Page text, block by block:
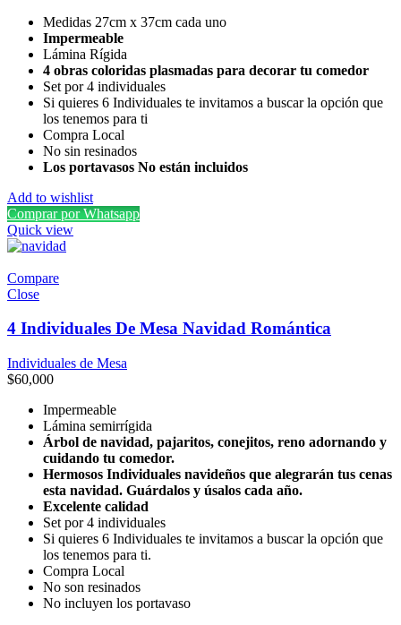
Medidas 27cm x 37cm cada uno
Impermeable
Lámina Rígida
4 obras coloridas plasmadas para decorar tu comedor
Set por 4 individuales
Si quieres 6 Individuales te invitamos a buscar la opción que
los tenemos para ti
Compra Local
No sin resinados
Los portavasos No están incluidos
Add to wishlist
Comprar por Whatsapp
Quick view
Compare
Close
4 Individuales De Mesa Navidad Romántica
Individuales de Mesa
$60,000
Impermeable
Lámina semirrígida
Árbol de navidad, pajaritos, conejitos, reno adornando y
cuidando tu comedor.
Hermosos Individuales navideños que alegrarán tus cenas
esta navidad. Guárdalos y úsalos cada año.
Excelente calidad
Set por 4 individuales
Si quieres 6 Individuales te invitamos a buscar la opción que
los tenemos para ti.
Compra Local
No son resinados
No incluyen los portavaso